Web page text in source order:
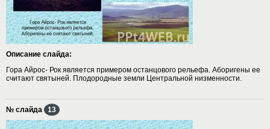
Описание слайда:
Гора Айрос- Рок является примером останцового рельефа. Аборигены ее
считают святыней. Плодородные земли Центральной низменности.
№ слайда 13